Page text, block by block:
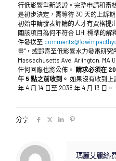
行低影響重新認證。完整申請和審
是初步決定，需等待 30 天的上訴
初始申請發表評論的人才有資格提
關該項目為何不符合 LIHI 標準的
件發送至
畫”，或郵寄至低影響水力發電研究
Massachusetts Ave, Arlington, MA
任何回應也將公佈。 請求必須在
午 5 點之前收到。 如果沒有收到上
年 4 月 14 日至 2038 年 4 月 13 日。
分享
瑪麗艾麗絲·